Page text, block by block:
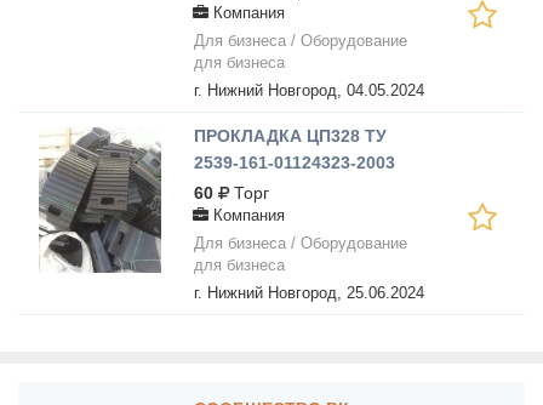
Компания
Для бизнеса / Оборудование
для бизнеса
г. Нижний Новгород, 04.05.2024
ПРОКЛАДКА ЦП328 ТУ
2539-161-01124323-2003
РЕЗИНОВАЯ
АМОРТИЗАЦИОННАЯ
60 Торг
Компания
Для бизнеса / Оборудование
для бизнеса
г. Нижний Новгород, 25.06.2024